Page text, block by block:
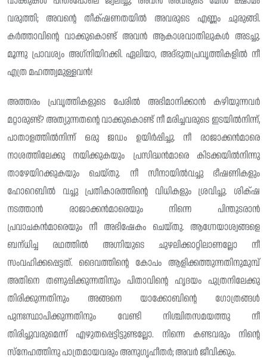
വരുത്തി; അവന്റെ തീക്‌ഷണതയിൽ അവരുടെ എണ്ണം ചുരുങ്ങി.
കർത്താവിൻ്റെ വാക്കുകൊണ്ട് അവൻ ആകാശവാതിലുകൾ അടച്ചു.
മൂന്നു പ്രാവശ്യം അഗ്‌നിയിറക്കി. ഏലിയാ, അദ്ഭുതപ്രവൃത്തികളിൽ നീ
എത്ര മഹത്ത്വമുള്ളവൻ!
അത്തരം പ്രവൃത്തികളുടെ പേരിൽ അഭിമാനിക്കാൻ കഴിയുന്നവർ
മറ്റാരുണ്ട്? അത്യുന്നതൻ്റെ വാക്കുകൊണ്ട് നീ മരിച്ചവരുടെ ഇടയിൽനിന്ന്,
പാതാളത്തിൽനിന്ന് ഒരു ജഡം ഉയിർപ്പിച്ചു. നീ രാജാക്കൻമാരെ
നാശത്തിലേക്കു നയിക്കുകയും പ്രസിദ്ധൻമാരെ കിടക്കയിൽനിന്നു
താഴേയിറക്കുകയും ചെയ്തു. നീ സീനായിൽവച്ചു ഭീഷണികളും
ഹോറെബിൽ വച്ചു പ്രതികാരത്തിന്റെ വിധികളും ശ്രവിച്ചു. ശിക്‌ഷ
നടത്താൻ രാജാക്കൻമാരെയും നിന്നെ പിന്തുടരാൻ
പ്രവാചകൻമാരെയും നീ അഭിഷേകം ചെയ്തു. ആഗ്നേയാശ്വങ്ങളെ
ബന്‌ധിച്ച രഥത്തിൽ അഗ്നിയുടെ ചുഴലിക്കാറ്റിലാണല്ലോ നീ
സംവഹിക്കപ്പെട്ടത്. ദൈവത്തിന്റെ കോപം ആളിക്കത്തുന്നതിനുമുമ്പ്
അതിനെ തണുപ്പിക്കുന്നതിനും പിതാവിന്റെ ഹൃദയം പുത്രനിലേക്കു
തിരിക്കുന്നതിനും അങ്ങനെ യാക്കോബിന്റെ ഗോത്രങ്ങൾ
പുനഃസ്ഥാപിക്കുന്നതിനും വേണ്ടി നിശ്ചിതസമയത്തു നീ
തിരിച്ചുവരുമെന്ന് എഴുതപ്പെട്ടിട്ടുണ്ടല്ലോ. നിന്നെ കണ്ടവരും നിന്റെ
സ്നേഹത്തിനു പാത്രമായവരും അനുഗൃഹീതർ; അവർ ജീവിക്കും.